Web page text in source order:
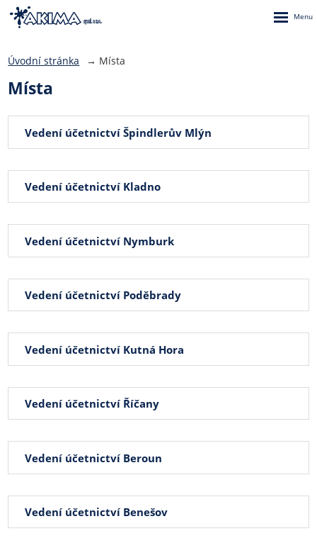
Úvodní stránka Místa
Místa
Vedení účetnictví Špindlerův Mlýn
Vedení účetnictví Kladno
Vedení účetnictví Nymburk
Vedení účetnictví Poděbrady
Vedení účetnictví Kutná Hora
Vedení účetnictví Říčany
Vedení účetnictví Beroun
Vedení účetnictví Benešov